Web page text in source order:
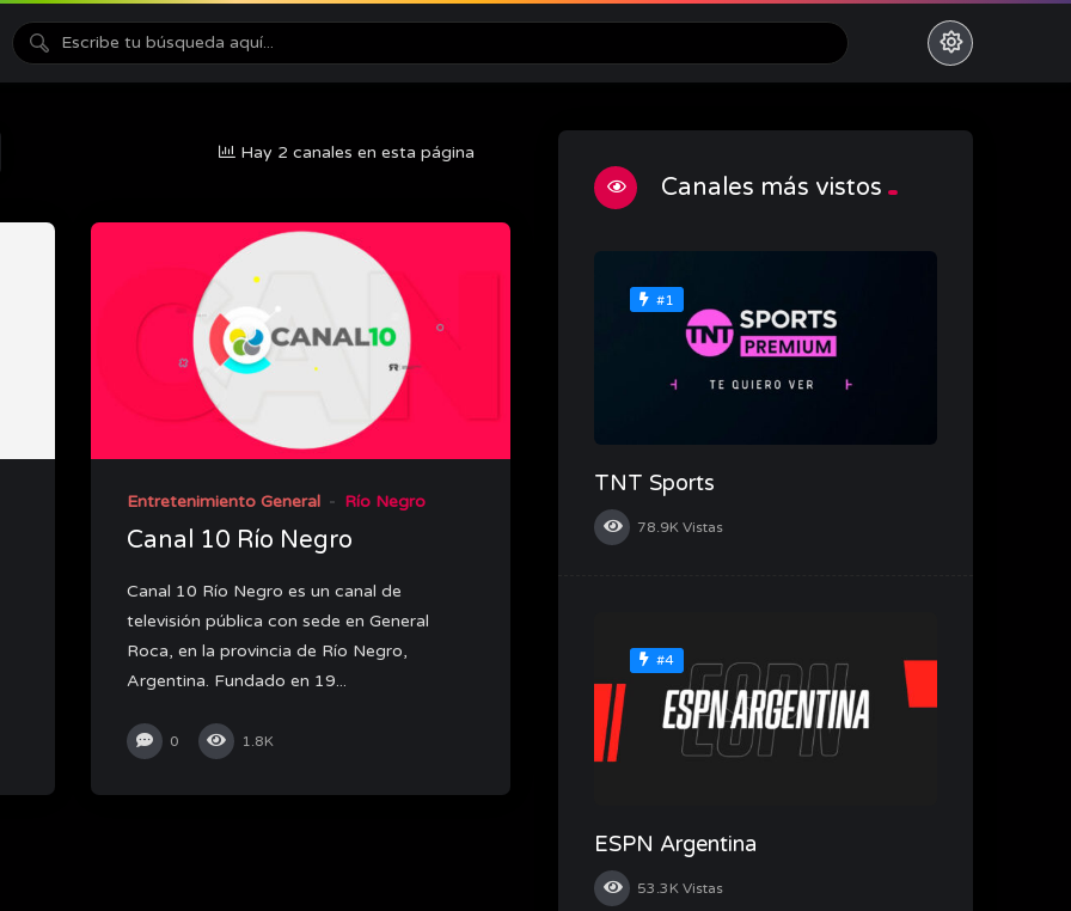
Hay 2 canales en esta página
Entretenimiento General Río Negro
Canal 10 Río Negro
Canal 10 Río Negro es un canal de
televisión pública con sede en General
Roca, en la provincia de Río Negro,
Argentina. Fundado en 19...
0 1.8K
Canales más vistos
#1
TNT Sports
78.9K Vistas
#4
ESPN Argentina
53.3K Vistas